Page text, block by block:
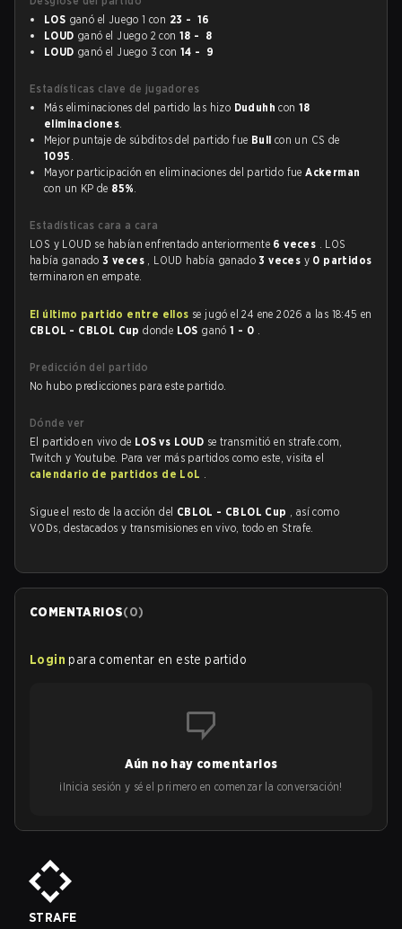
LOS ganó el Juego 1 con 23 - 16
LOUD ganó el Juego 2 con18 - 8
LOUD ganó el Juego 3 con14 - 9
Estadísticas clave de jugadores
Más eliminaciones del partido las hizo Duduhh con18
eliminaciones.
Mejor puntaje de súbditos del partido fue Bull con un CS de
1095 .
Mayor participación en eliminaciones del partido fueAckerman
con un KP de 85%.
Estadísticas cara a cara
LOS y LOUD se habían enfrentado anteriormente 6 veces . LOS
había ganado3 veces , LOUD había ganado3 veces y 0 partidos
terminaron en empate.
El último partido entre ellos se jugó el 24 ene 2026 a las 18:45 en
CBLOL - CBLOL Cupdonde LOS ganó1 - 0 .
Predicción del partido
No hubo predicciones para este partido.
Dónde ver
El partido en vivo de LOS vs LOUD se transmitió en strafe.com,
Twitch y Youtube. Para ver más partidos como este, visita el
calendario de partidos de LoL .
Sigue el resto de la acción del CBLOL - CBLOL Cup , así como
VODs, destacados y transmisiones en vivo, todo en Strafe.
COMENTARIOS(0)
Login para comentar en este partido
Aún no hay comentarios
¡Inicia sesión y sé el primero en comenzar la conversación!
STRAFE